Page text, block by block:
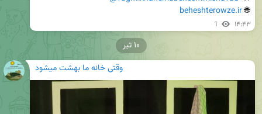
🌐
beheshterowze.ir
1 ۱۴:۴۳
وقتی خانه ما بهشت میشود
۱۰ تیر